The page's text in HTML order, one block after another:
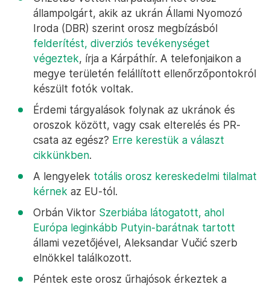
állampolgárt, akik az ukrán Állami Nyomozó
Iroda (DBR) szerint orosz megbízásból
felderítést, diverziós tevékenységet
végeztek, írja a Kárpáthír. A telefonjaikon a
megye területén felállított ellenőrzőpontokról
készült fotók voltak.
Érdemi tárgyalások folynak az ukránok és
oroszok között, vagy csak elterelés és PR-
csata az egész? Erre kerestük a választ
cikkünkben.
A lengyelek totális orosz kereskedelmi tilalmat
kérnek az EU-tól.
Orbán Viktor Szerbiába látogatott, ahol
Európa leginkább Putyin-barátnak tartott
állami vezetőjével, Aleksandar Vučić szerb
elnökkel találkozott.
Péntek este orosz űrhajósok érkeztek a